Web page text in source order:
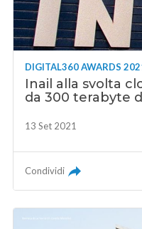
DIGITAL360 AWARDS
Inail alla svolta
da 300 terabyte
13 Set 2021
Condividi